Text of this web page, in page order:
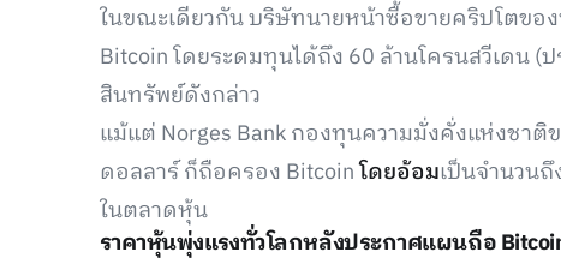
ในขณะเดียวกัน บริษัทนายหน้าซื้อขายคริปโตขอ
Bitcoin โดยระดมทุนได้ถึง 60 ล้านโครนสวีเดน
สินทรัพย์ดังกล่าว
แม้แต่ Norges Bank กองทุนความมั่งคั่งแห่งชาติ
ดอลลาร์ ก็ถือครอง Bitcoinโดยอ้อมเป็นจำนวน
ในตลาดหุ้น
ราคาหุ้นพุ่งแรงทั่วโลกหลังประกาศแผนถือ